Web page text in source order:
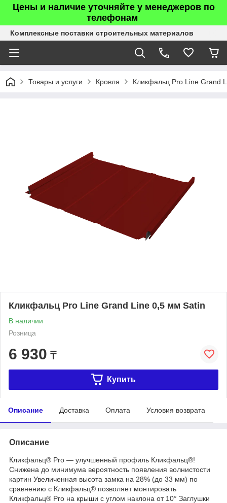
Цены и наличие уточняйте у менеджеров по
телефонам
Комплексные поставки строительных материалов
Товары и услуги Кровля Кликфальц Pro Line Grand
Кликфальц Pro Line Grand Line 0,5 мм Satin
В наличии
Розница
6 930 ₸
Купить
Описание Доставка Оплата Условия возврата
Описание
Кликфальц® Pro — улучшенный профиль Кликфальц®!
Снижена до минимума вероятность появления волнистости
картин Увеличенная высота замка на 28% (до 33 мм) по
сравнению с Кликфальц® позволяет монтировать
Кликфальц® Pro на крыши с углом наклона от 10° Заглушки